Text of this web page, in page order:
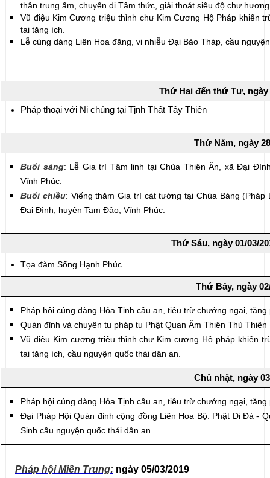
thân trung ấm, chuyển di Tâm thức, giải thoát siêu độ chư
Vũ điệu Kim Cương triệu thỉnh chư Kim Cương Hộ Pháp khiển
tai tăng ích.
Lễ cúng dàng Liên Hoa đăng, vi nhiễu Đại Bảo Tháp, cầu
Thứ Hai đến thứ Tư, ngày
Pháp thoại với Ni chúng tại Tịnh Thất Tây Thiên
Thứ Năm, ngày
Buổi sáng: Lễ Gia trì Tâm linh tại Chùa Thiên Ân, xã Đại
Vĩnh Phúc.
Buổi chiều: Viếng thăm Gia trì cát tường tại Chùa Bảng (Pháp
Đại Đình, huyện Tam Đảo, Vĩnh Phúc.
Thứ Sáu, ngày 01/03/
Tọa đàm Sống Hạnh Phúc
Thứ Bảy, ngày
Pháp hội cúng dàng Hỏa Tịnh cầu an, tiêu trừ chướng ngại,
Quán đỉnh và chuyên tu pháp tu Phật Quan Âm Thiên Thủ
Vũ điệu Kim cương triệu thỉnh chư Kim cương Hộ pháp khiển
tai tăng ích, cầu nguyện quốc thái dân an.
Chủ nhật, ngày
Pháp hội cúng dàng Hỏa Tịnh cầu an, tiêu trừ chướng ngại,
Đại Pháp Hội Quán đỉnh cộng đồng Liên Hoa Bộ: Phật Di Đà -
Sinh cầu nguyện quốc thái dân an.
Pháp hội Miền Trung: ngày 05/03/2019